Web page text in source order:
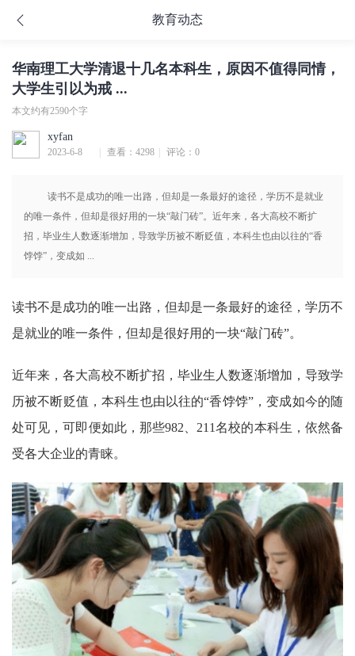
教育动态
华南理工大学清退十几名本科生，原因不值得同情，
大学生引以为戒 ...
本文约有2590个字
xyfan
2023-6-8
查看：4298 评论：0
读书不是成功的唯一出路，但却是一条最好的途径，学历不是就业
的唯一条件，但却是很好用的一块“敲门砖”。近年来，各大高校不断扩
招，毕业生人数逐渐增加，导致学历被不断贬值，本科生也由以往的“香
饽饽”，变成如 ...
读书不是成功的唯一出路，但却是一条最好的途径，学历不
是就业的唯一条件，但却是很好用的一块“敲门砖”。
近年来，各大高校不断扩招，毕业生人数逐渐增加，导致学
历被不断贬值，本科生也由以往的“香饽饽”，变成如今的随
处可见，可即便如此，那些982、211名校的本科生，依然备
受各大企业的青睐。